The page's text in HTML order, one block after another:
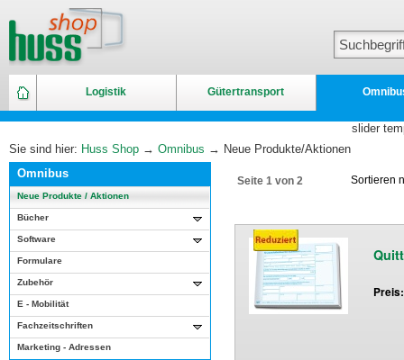
Logistik Gütertransport
slider
Sie sind hier: Huss Shop → Omnibus → Neue Produkte/Aktionen
Omnibus
Neue Produkte / Aktionen
Bücher
Software
Formulare
Zubehör
E - Mobilität
Fachzeitschriften
Marketing - Adressen
Seite 1 von 2 Sortieren